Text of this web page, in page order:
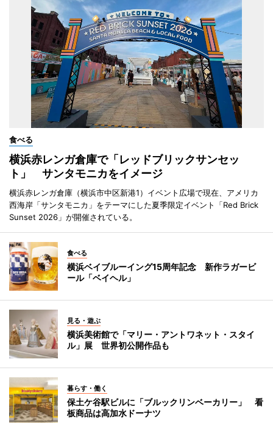
食べる
横浜赤レンガ倉庫で「レッドブリックサンセッ
ト」 サンタモニカをイメージ
横浜赤レンガ倉庫（横浜市中区新港1）イベント広場で現在、アメリカ
西海岸「サンタモニカ」をテーマにした夏季限定イベント「Red Brick
Sunset 2026」が開催されている。
食べる
横浜ベイブルーイング15周年記念 新作ラガービ
ール「ベイヘル」
見る・遊ぶ
横浜美術館で「マリー・アントワネット・スタイ
ル」展 世界初公開作品も
暮らす・働く
保土ケ谷駅ビルに「ブルックリンベーカリー」 看
板商品は高加水ドーナツ